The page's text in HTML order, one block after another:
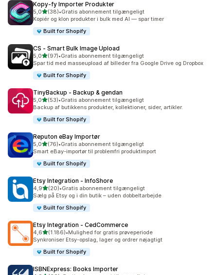
Kopy‑fy Importer Produkter
5,0ud af 5 stjerner
(38)
38 anmeldelser i alt
•Gratis abonnement tilgængeligt
Kopiér og klon produkter i bulk med AI — spar timer
Built for Shopify
CS ‑ Smart Bulk Image Upload
5,0ud af 5 stjerner
(97)
97 anmeldelser i alt
•Gratis abonnement tilgængeligt
Spar tid med masseupload af billeder fra Google Drive og Dropbox
Built for Shopify
TinyBackup ‑ Backup & gendan
5,0ud af 5 stjerner
(53)
53 anmeldelser i alt
•Gratis abonnement tilgængeligt
Backup af butikkens produkter, kollektioner, sider, artikler.
Built for Shopify
Reputon eBay Importør
5,0ud af 5 stjerner
(76)
76 anmeldelser i alt
•Gratis abonnement tilgængeligt
Smart eBay-importør til problemfri produktimport
Built for Shopify
Etsy Integration ‑ InfoShore
4,9ud af 5 stjerner
(20)
20 anmeldelser i alt
•Gratis abonnement tilgængeligt
Sælg på Etsy og i din butik – uden dobbeltarbejde
Built for Shopify
Etsy Integration ‑ CedCommerce
4,6ud af 5 stjerner
(1.186)
1186 anmeldelser i alt
•Mulighed for gratis prøveperiode
Synkroniser Etsy-opslag, lager og ordrer nøjagtigt
Built for Shopify
ISBNExpress: Books Importer